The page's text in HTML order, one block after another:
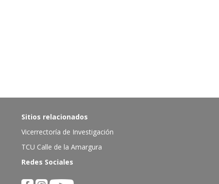
Sitios relacionados
Vicerrectoría de Investigación
TCU Calle de la Amargura
Redes Sociales